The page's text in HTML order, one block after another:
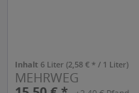
Inhalt6 Liter(2,58 € * / 1 Liter)
MEHRWEG